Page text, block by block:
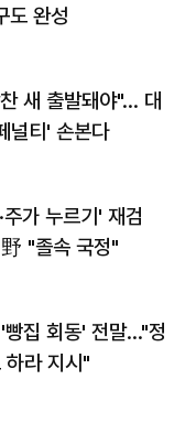
도 완성
새 출발돼야"… 대
널티' 손본다
가 누르기' 재검
"졸속 국정"
빵집 회동' 전말…"정
하라 지시"